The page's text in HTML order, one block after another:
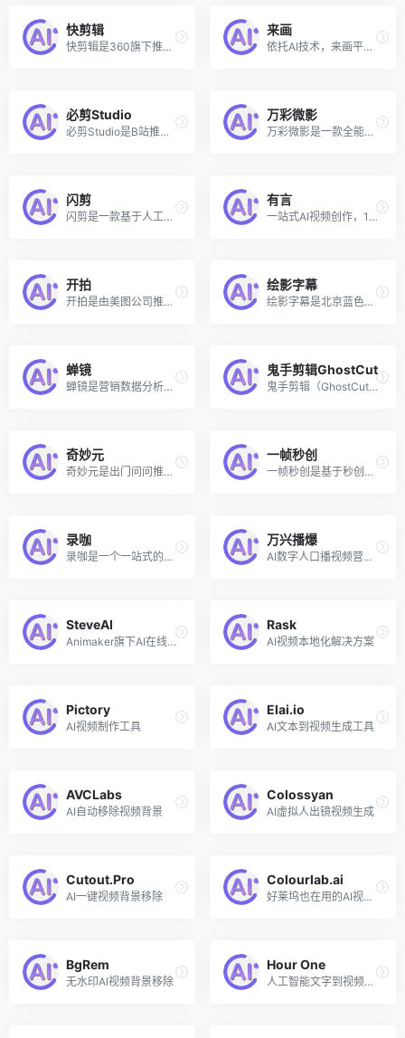
快剪辑
快剪辑是360旗下推出的支持在线视频剪辑的软件，拥有强大的云端剪辑能力，提供了多种AI工具，帮助创作者更加高效快捷地剪辑视频，满足不同行业用户的使用需求，适用于电商营销、内容营销、短视频创作等场景，为有视频剪辑需求的中小机构或个人提供从端到端的一站式视频创作服务。
来画
依托AI技术，来画平台支持1分钟生成专属数字人，极大地降低制作门槛和制作成本，无需昂贵、专业的穿戴设备，每个人都能轻松拥有自己的数字人。
必剪Studio
必剪Studio是B站推出的国内首款免费数字分身定制工具，利用先进的AI技术，允许用户上传个人视频和语音数据，生成高度仿真的数字分身模型，实现逼真的出镜效果，帮助视频和音频创作者提升创作效率。
万彩微影
万彩微影是一款全能的AI智能短视频制作软件合集，通过它的智能AI技术，企业和自媒体及个人可以高效快速智能的制作令人夺目的短视频作品，它制作的作品可以广泛用于宣传，微课，动画短片等多个领域，并适合在抖音快手等平台传播吸粉。该AI视频工具，可以帮助你轻松打造自媒体手绘/文字/图文/照片短视频，零基础快速制作动画短视频。
闪剪
闪剪是一款基于人工智能技术的数字人短视频营销创作工具，提供包括定制数字人、克隆声音、口播视频智能成片、照片数字克隆人等多种功能模块，旨在帮助用户和企业轻松高效地制作和发布短视频内容。
有言
一站式AI视频创作，1200+免费3D数字人
开拍
开拍是由美图公司推出的一款AI制作口播视频的工具和应用，专为口播视频创作者设计，集成了从构思脚本文案到高清拍摄、视频人像精修以及智能化后期剪辑等一系列功能，旨在为创作者提供一站式的影像生产力服务。
绘影字幕
绘影字幕是北京蓝色脉动科技有限责任公司旗下产品，提供视频自动加字幕服务，运用先进的语音识别和自然语音理解技术，自动识别视频中的人声，转换成字幕。用户可以在网站上导入视频，在线编辑，并在线导出带字幕的视频；也可以下载绘影字幕APP，在手机上直接编辑。帮助用户提高字幕编辑效率，节省编辑时间。
蝉镜
蝉镜是营销数据分析平台蝉妈妈旗下推出的一款AI数字人短视频与直播平台，通过极速克隆技术和高效的内容生产流程，使用户能够快速创建并发布数字人短视频。
鬼手剪辑GhostCut
鬼手剪辑（GhostCut）是一款集成了人工智能技术的智能视频剪辑工具，可帮助用户快速去除视频中的文字、进行视频去重、自动翻译视频文字和语音、以及视频擦除等操作。
奇妙元
奇妙元是出门问问推出的AI数字人短视频和直播解决方案，借助该数字形象创作及直播平台，用户可以创建自己的数字形象，并通过这些数字形象进行直播活动。奇妙元平台目前拥有超过100款数字人和超过1000款3D数字资产，可以为用户提供丰富的选择。
一帧秒创
一帧秒创是基于秒创AIGC引擎的智能AI内容生成平台，为创作者和机构提供AI生成服务，包括文字续写、文字转语音、文生图、图文转视频等创作服务，一帧秒创通过对文案、素材、AI语音、字幕等进行智能分析，快速成片，零门槛创作视频
录咖
录咖是一个一站式的人工智能驱动的音视频处理平台，不仅能自动生成视频字幕还能将内容翻译成99种语言，还支持AI音频/视频内容总结、AI语音转文字，AI文字转语音、AI提取音频、AI视频翻译、录屏、剪辑、转GIF/音频等超多实用功能。
万兴播爆
AI数字人口播视频营销工具（可商用），海量素材一键套用
SteveAI
Animaker旗下AI在线视频制作工具
Rask
AI视频本地化解决方案
Pictory
AI视频制作工具
Elai.io
AI文本到视频生成工具
AVCLabs
AI自动移除视频背景
Colossyan
AI虚拟人出镜视频生成
Cutout.Pro
AI一键视频背景移除
Colourlab.ai
好莱坞也在用的AI视频颜色分级工具
BgRem
无水印AI视频背景移除
Hour One
人工智能文字到视频生成